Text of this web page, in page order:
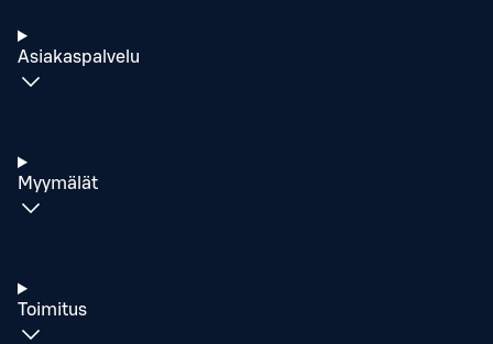
Asiakaspalvelu
Myymälät
Toimitus